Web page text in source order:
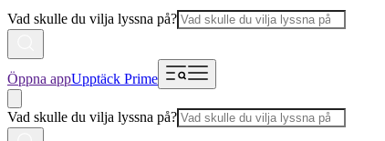
Vad skulle du vilja lyssna på?
Öppna appUpptäck Prime
Vad skulle du vilja lyssna på?